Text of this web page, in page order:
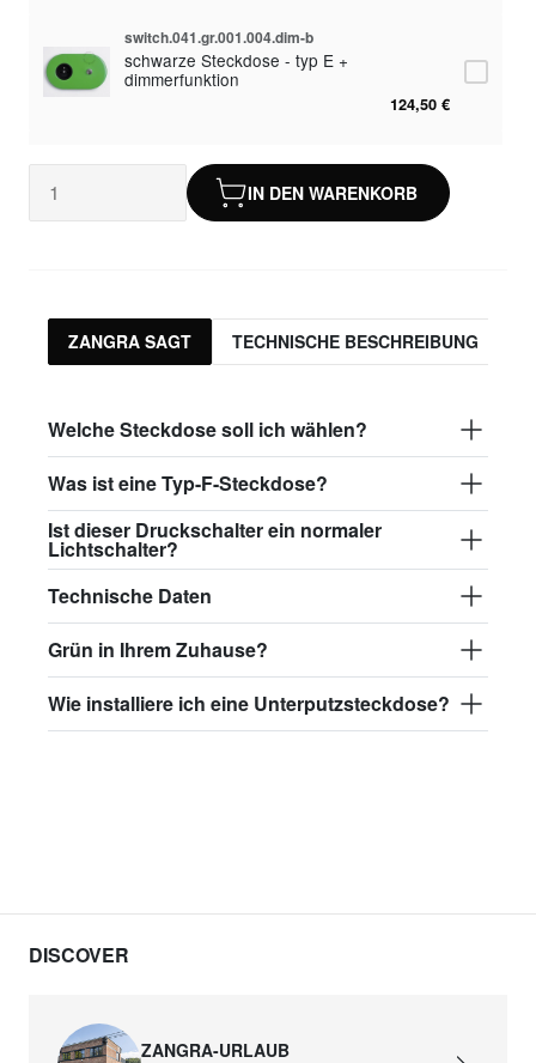
switch.041.gr.001.004.dim-b
schwarze Steckdose - typ E +
dimmerfunktion
124,50 €
weiße Steckdose - typ F
93,50 €
switch.041.gr.001.004-b.F
schwarze Steckdose - typ F
switch.041.gr.001.004.dim-b.F
dimmerfunktion
124,50 €
IN DEN WARENKORB
ZANGRA SAGT TECHNISCHE BESCHREIBUNG
Welche Steckdose soll ich wählen?
Was ist eine Typ-F-Steckdose?
Ist dieser Druckschalter ein normaler
Lichtschalter?
Technische Daten
Grün in Ihrem Zuhause?
Wie installiere ich eine Unterputzsteckdose?
DISCOVER
ZANGRA-URLAUB